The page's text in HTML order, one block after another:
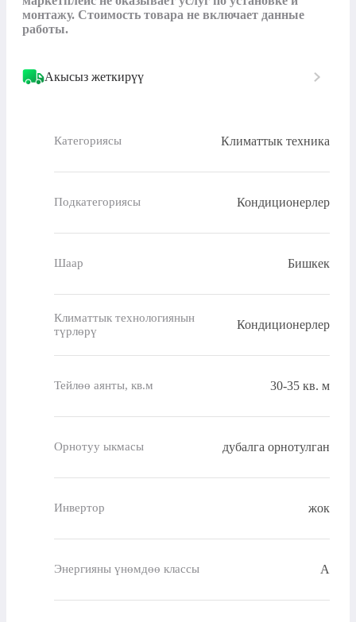
монтажу. Стоимость товара не включает данные
работы.
Акысыз жеткирүү
Категориясы Климаттык техника
Подкатегориясы Кондиционерлер
Шаар Бишкек
Климаттык технологиянын
түрлөрү
Кондиционерлер
Тейлөө аянты, кв.м 30-35 кв. м
Орнотуу ыкмасы дубалга орнотулган
Инвертор жок
Энергияны үнөмдөө классы A